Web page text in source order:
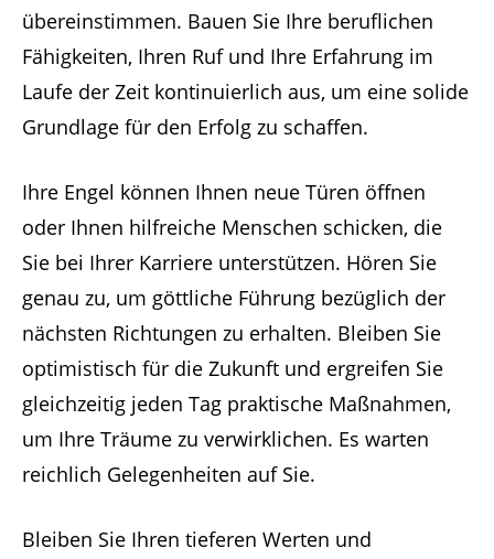
übereinstimmen. Bauen Sie Ihre beruflichen
Fähigkeiten, Ihren Ruf und Ihre Erfahrung im
Laufe der Zeit kontinuierlich aus, um eine solide
Grundlage für den Erfolg zu schaffen.
Ihre Engel können Ihnen neue Türen öffnen
oder Ihnen hilfreiche Menschen schicken, die
Sie bei Ihrer Karriere unterstützen. Hören Sie
genau zu, um göttliche Führung bezüglich der
nächsten Richtungen zu erhalten. Bleiben Sie
optimistisch für die Zukunft und ergreifen Sie
gleichzeitig jeden Tag praktische Maßnahmen,
um Ihre Träume zu verwirklichen. Es warten
reichlich Gelegenheiten auf Sie.
Bleiben Sie Ihren tieferen Werten und